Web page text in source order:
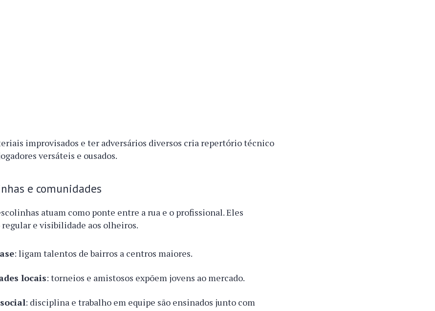
improvisados e ter adversários diversos cria repertório técnico
versáteis e ousados.
e comunidades
atuam como ponte entre a rua e o profissional. Eles
e visibilidade aos olheiros.
: ligam talentos de bairros a centros maiores.
locais: torneios e amistosos expõem jovens ao mercado.
: disciplina e trabalho em equipe são ensinados junto com